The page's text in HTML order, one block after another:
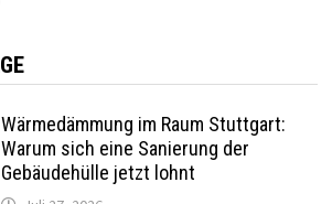
Wärmedämmung im Raum Stuttgart:
Warum sich eine Sanierung der
Gebäudehülle jetzt lohnt